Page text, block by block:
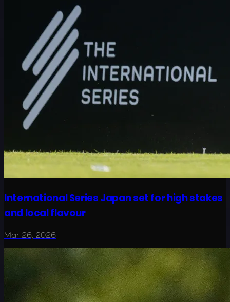
International Series Japan set for high stakes
and local flavour
Mar 26, 2026